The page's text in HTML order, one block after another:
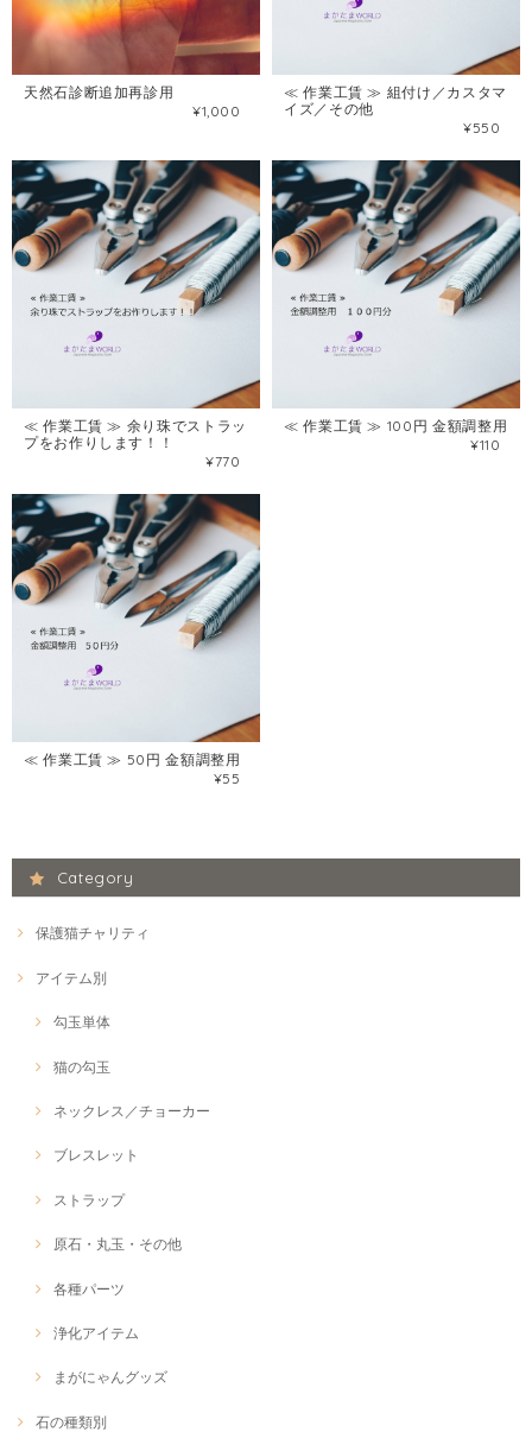
天然石診断追加再診用
¥1,000
≪ 作業工賃 ≫ 組付け／カスタマ
イズ／その他
¥550
≪ 作業工賃 ≫ 余り珠でストラッ
プをお作りします！！
¥770
≪ 作業工賃 ≫ 100円 金額調整用
¥110
≪ 作業工賃 ≫ 50円 金額調整用
¥55
Category
保護猫チャリティ
アイテム別
勾玉単体
猫の勾玉
ネックレス／チョーカー
ブレスレット
ストラップ
原石・丸玉・その他
各種パーツ
浄化アイテム
まがにゃんグッズ
石の種類別